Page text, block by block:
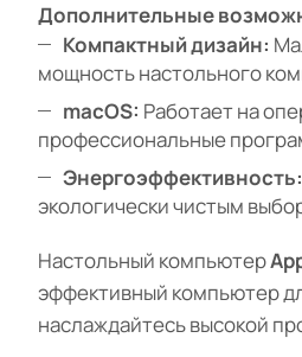
Дополнительные
Компактный дизайн:
мощность настольного
macOS: Работает на
профессиональные
Энергоэффективность:
экологически чистым
Настольный компьютер
эффективный компьютер
наслаждайтесь высокой